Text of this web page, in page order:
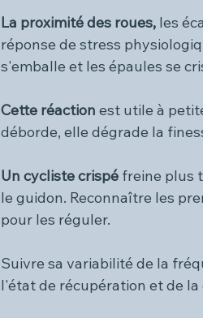
La proximité des roues, les
réponse de stress
s'emballe et les épaules se
Cette réaction est utile à
déborde, elle dégrade la
Un cycliste crispé freine plus
le guidon. Reconnaître les
pour les réguler.
Suivre sa variabilité de la
l'état de récupération et de